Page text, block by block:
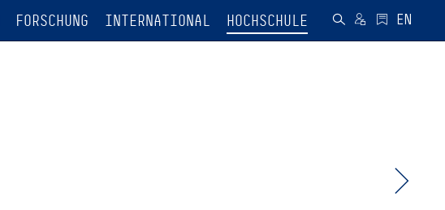
FORSCHUNG INTERNATIONAL HOCHSCHULE